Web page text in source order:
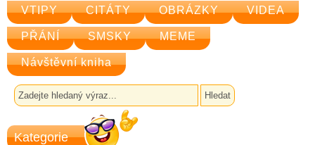
VTIPY CITÁTY OBRÁZKY VIDEA
PŘÁNÍ SMSKY MEME
Návštěvní kniha
Kategorie